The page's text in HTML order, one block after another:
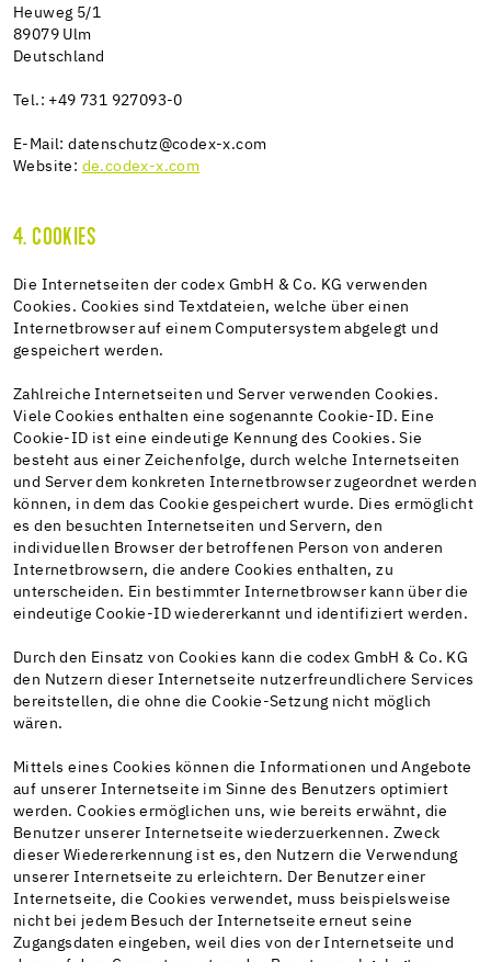
Heuweg 5/1
89079 Ulm
Deutschland
Tel.: +49 731 927093-0
E-Mail: datenschutz@codex-x.com
Website: de.codex-x.com
4. COOKIES
Die Internetseiten der codex GmbH & Co. KG verwenden
Cookies. Cookies sind Textdateien, welche über einen
Internetbrowser auf einem Computersystem abgelegt und
gespeichert werden.
Zahlreiche Internetseiten und Server verwenden Cookies.
Viele Cookies enthalten eine sogenannte Cookie-ID. Eine
Cookie-ID ist eine eindeutige Kennung des Cookies. Sie
besteht aus einer Zeichenfolge, durch welche Internetseiten
und Server dem konkreten Internetbrowser zugeordnet werden
können, in dem das Cookie gespeichert wurde. Dies ermöglicht
es den besuchten Internetseiten und Servern, den
individuellen Browser der betroffenen Person von anderen
Internetbrowsern, die andere Cookies enthalten, zu
unterscheiden. Ein bestimmter Internetbrowser kann über die
eindeutige Cookie-ID wiedererkannt und identifiziert werden.
Durch den Einsatz von Cookies kann die codex GmbH & Co. KG
den Nutzern dieser Internetseite nutzerfreundlichere Services
bereitstellen, die ohne die Cookie-Setzung nicht möglich
wären.
Mittels eines Cookies können die Informationen und Angebote
auf unserer Internetseite im Sinne des Benutzers optimiert
werden. Cookies ermöglichen uns, wie bereits erwähnt, die
Benutzer unserer Internetseite wiederzuerkennen. Zweck
dieser Wiedererkennung ist es, den Nutzern die Verwendung
unserer Internetseite zu erleichtern. Der Benutzer einer
Internetseite, die Cookies verwendet, muss beispielsweise
nicht bei jedem Besuch der Internetseite erneut seine
Zugangsdaten eingeben, weil dies von der Internetseite und